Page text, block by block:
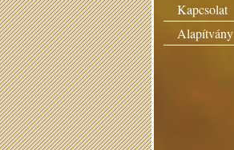
Kapcsolat
Alapítvány